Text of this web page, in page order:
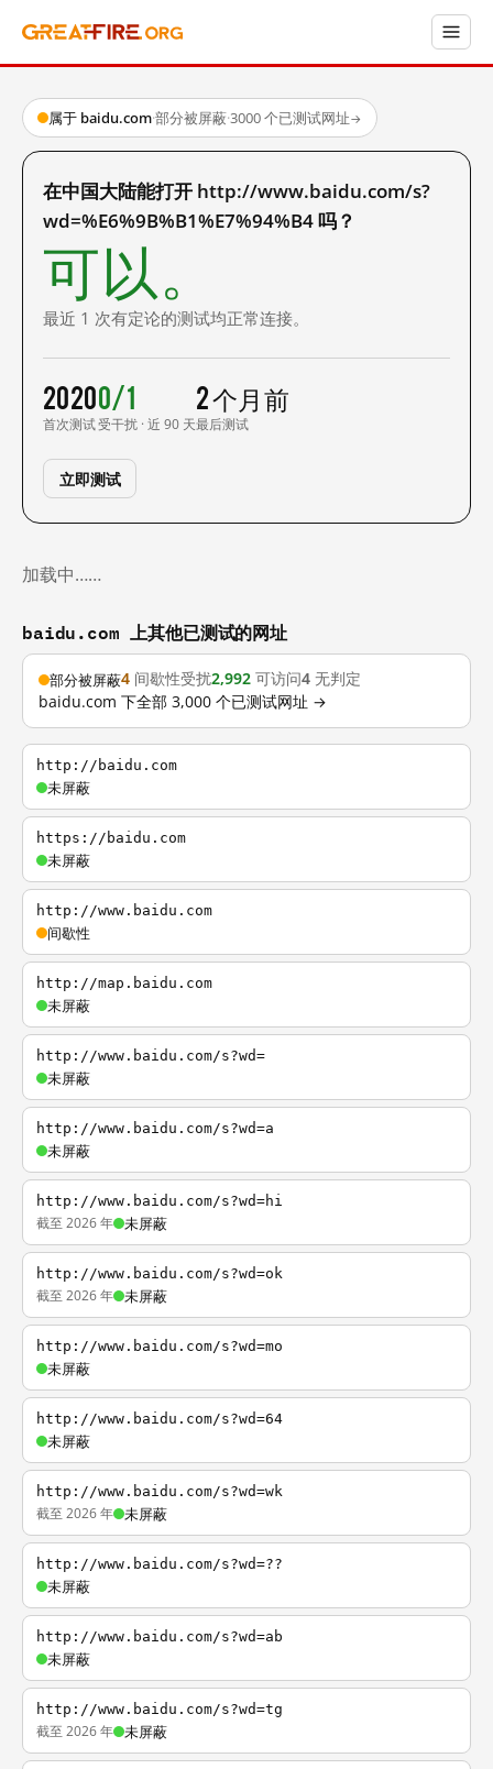
属于 baidu.com·部分被屏蔽·3000 个已测试网址→
在中国大陆能打开 http://www.baidu.com/s?
wd=%E6%9B%B1%E7%94%B4 吗？
可以。
最近 1 次有定论的测试均正常连接。
2020
首次测试
0/1
受干扰 · 近 90 天
2 个月前
最后测试
立即测试
加载中……
baidu.com 上其他已测试的网址
部分被屏蔽4 间歇性受扰2,992 可访问4 无判定
baidu.com 下全部 3,000 个已测试网址 →
http://baidu.com
未屏蔽
https://baidu.com
未屏蔽
http://www.baidu.com
间歇性
http://map.baidu.com
未屏蔽
http://www.baidu.com/s?wd=
未屏蔽
http://www.baidu.com/s?wd=a
未屏蔽
http://www.baidu.com/s?wd=hi
截至 2026 年 未屏蔽
http://www.baidu.com/s?wd=ok
截至 2026 年 未屏蔽
http://www.baidu.com/s?wd=mo
未屏蔽
http://www.baidu.com/s?wd=64
未屏蔽
http://www.baidu.com/s?wd=wk
截至 2026 年 未屏蔽
http://www.baidu.com/s?wd=??
未屏蔽
http://www.baidu.com/s?wd=ab
未屏蔽
http://www.baidu.com/s?wd=tg
截至 2026 年 未屏蔽